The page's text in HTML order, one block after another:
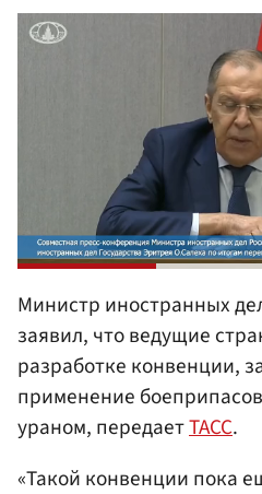
Министр иностранных
заявил, что ведущие
разработке конвенции,
применение
ураном, передаетТАСС.
«Такой конвенции пока